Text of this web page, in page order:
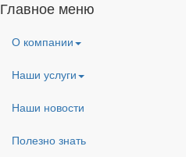
Главное меню
О компании
Наши услуги
Наши новости
Полезно знать